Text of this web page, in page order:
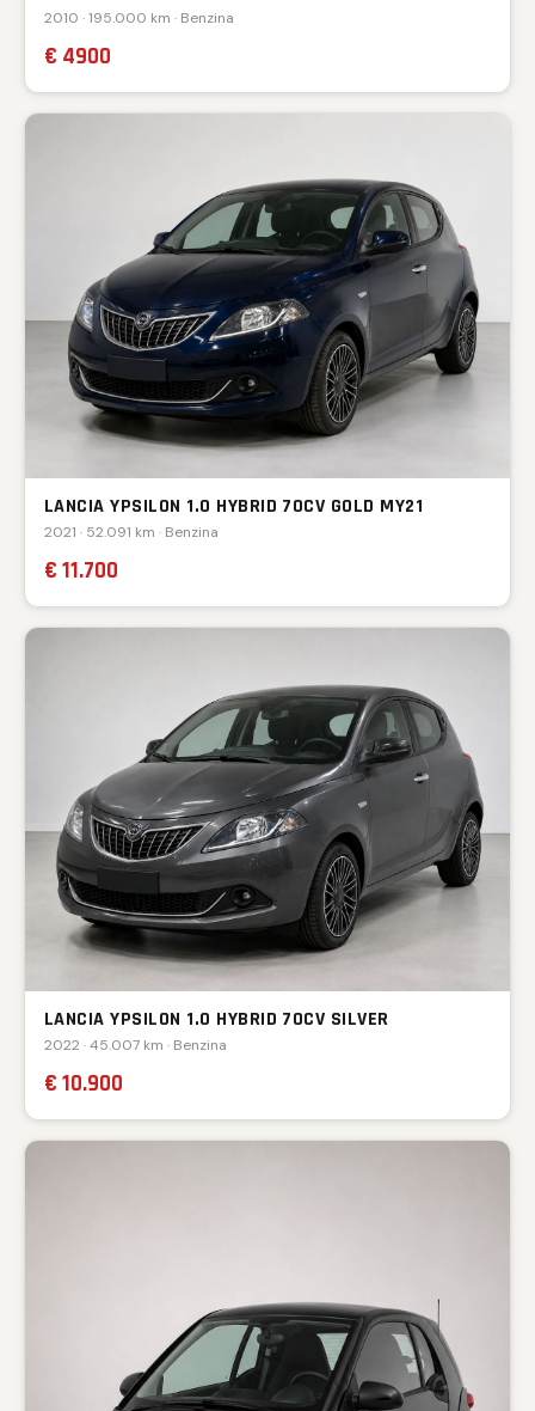
2010 · 195.000 km · Benzina
€ 4900
LANCIA YPSILON 1.0 HYBRID 70CV GOLD MY21
2021 · 52.091 km · Benzina
€ 11.700
LANCIA YPSILON 1.0 HYBRID 70CV SILVER
2022 · 45.007 km · Benzina
€ 10.900